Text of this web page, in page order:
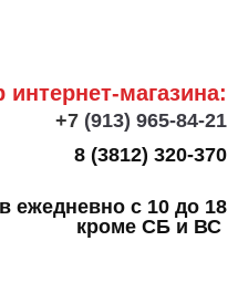
магазина:
+7 (913) 965-84-21
8 (3812) 320-370
ежедневно с 10 до 18
кроме СБ и ВС